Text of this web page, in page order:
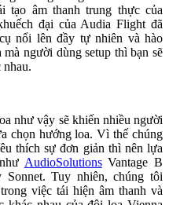
tạo âm thanh trung thực của
đại của Audia Flight đã
nổi lên đầy tự nhiên và hào
người dùng setup thì bạn sẽ
nhau.
như vậy sẽ khiến nhiều người
chọn hướng loa. Vì thế chúng
thích sự đơn giản thì nên lựa
AudioSolutionsVantage B
Sonnet. Tuy nhiên, chúng tôi
việc tái hiện âm thanh và